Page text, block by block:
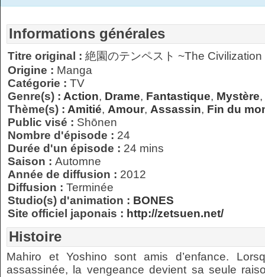
Informations générales
Titre original : 絶園のテンペスト ~The
Origine : Manga
Catégorie : TV
Genre(s) : Action, Drame, Fantastique, Mystère,
Thème(s) : Amitié, Amour, Assassin, Fin du
Public visé : Shōnen
Nombre d'épisode : 24
Durée d'un épisode : 24 mins
Saison : Automne
Année de diffusion : 2012
Diffusion : Terminée
Studio(s) d'animation : BONES
Site officiel japonais : http://zetsuen.net/
Histoire
Mahiro et Yoshino sont amis d’enfance.
assassinée, la vengeance devient sa seule